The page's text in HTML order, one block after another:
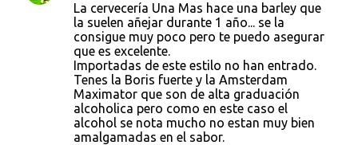
La cervecería Una Mas hace una barley que
la suelen añejar durante 1 año... se la
consigue muy poco pero te puedo asegurar
que es excelente.
Importadas de este estilo no han entrado.
Tenes la Boris fuerte y la Amsterdam
Maximator que son de alta graduación
alcoholica pero como en este caso el
alcohol se nota mucho no estan muy bien
amalgamadas en el sabor.